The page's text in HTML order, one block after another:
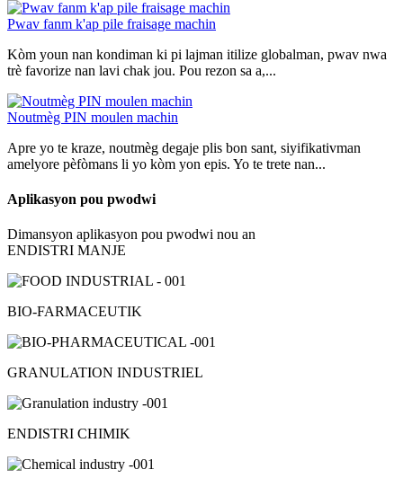
Pwav fanm k'ap pile fraisage machin
Kòm youn nan kondiman ki pi lajman itilize globalman, pwav nwa
trè favorize nan lavi chak jou. Pou rezon sa a,...
Noutmèg PIN moulen machin
Apre yo te kraze, noutmèg degaje plis bon sant, siyifikativman
amelyore pèfòmans li yo kòm yon epis. Yo te trete nan...
Aplikasyon pou pwodwi
Dimansyon aplikasyon pou pwodwi nou an
ENDISTRI MANJE
BIO-FARMACEUTIK
GRANULATION INDUSTRIEL
ENDISTRI CHIMIK